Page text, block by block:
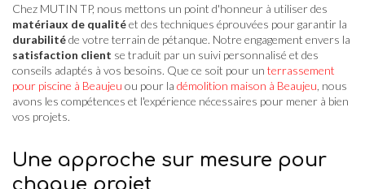
Chez MUTIN TP, nous mettons un point d'honneur à utiliser des
matériaux de qualitéet des techniques éprouvées pour garantir la
durabilitéde votre terrain de pétanque. Notre engagement envers la
satisfaction client se traduit par un suivi personnalisé et des
conseils adaptés à vos besoins. Que ce soit pour un terrassement
pour piscine à Beaujeu ou pour la démolition maison à Beaujeu , nous
avons les compétences et l'expérience nécessaires pour mener à bien
vos projets.
Une approche sur mesure pour
chaque projet